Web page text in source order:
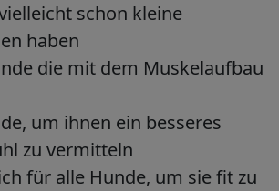
schon kleine
haben
die mit dem Muskelaufbau
um ihnen ein besseres
zu vermitteln
für alle Hunde, um sie fit zu